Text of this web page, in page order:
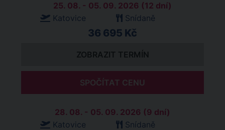
25. 08. - 05. 09. 2026 (12 dní)
Katovice
Snídaně
36 695 Kč
ZOBRAZIT TERMÍN
SPOČÍTAT CENU
28. 08. - 05. 09. 2026 (9 dní)
Katovice
Snídaně